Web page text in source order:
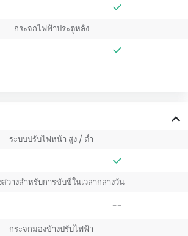
กระจกไฟฟ้าประตูหลัง
ระบบปรับไฟหน้า สูง / ต่ำ
ว่างสำหรับการขับขี่ในเวลากลางวัน
--
กระจกมองข้างปรับไฟฟ้า